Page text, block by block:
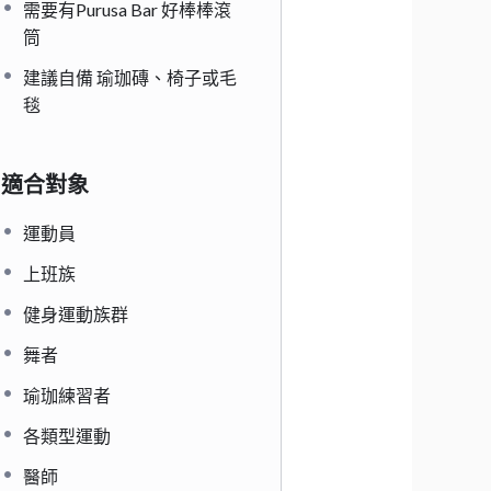
需要有Purusa Bar 好棒棒滾
筒
建議自備 瑜珈磚、椅子或毛
毯
適合對象
運動員
上班族
健身運動族群
舞者
瑜珈練習者
各類型運動
醫師